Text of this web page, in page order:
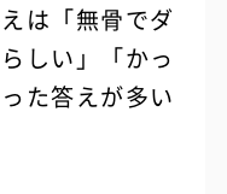
は「無骨でダ
しい」「かっ
た答えが多い